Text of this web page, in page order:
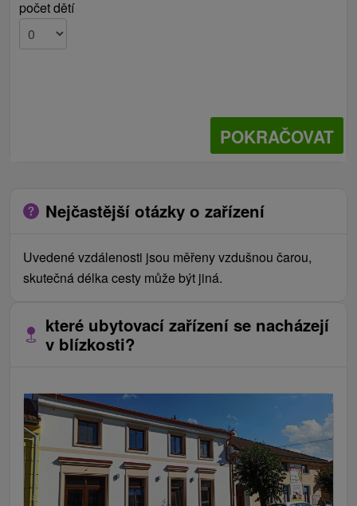
počet dětí
POKRAČOVAT
Nejčastější otázky o zařízení
Uvedené vzdálenosti jsou měřeny vzdušnou čarou,
skutečná délka cesty může být jiná.
které ubytovací zařízení se nacházejí
v blízkosti?